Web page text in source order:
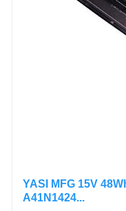
YASI MFG 15V
A41N1424...